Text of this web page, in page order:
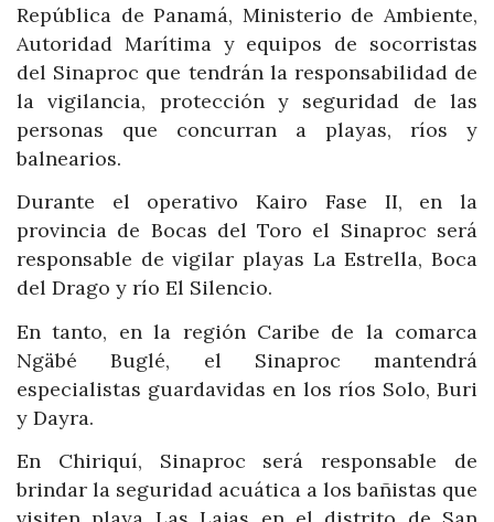
República de Panamá, Ministerio de Ambiente,
Autoridad Marítima y equipos de socorristas
del Sinaproc que tendrán la responsabilidad de
la vigilancia, protección y seguridad de las
personas que concurran a playas, ríos y
balnearios.
Durante el operativo Kairo Fase II, en la
provincia de Bocas del Toro el Sinaproc será
responsable de vigilar playas La Estrella, Boca
del Drago y río El Silencio.
En tanto, en la región Caribe de la comarca
Ngäbé Buglé, el Sinaproc mantendrá
especialistas guardavidas en los ríos Solo, Buri
y Dayra.
En Chiriquí, Sinaproc será responsable de
brindar la seguridad acuática a los bañistas que